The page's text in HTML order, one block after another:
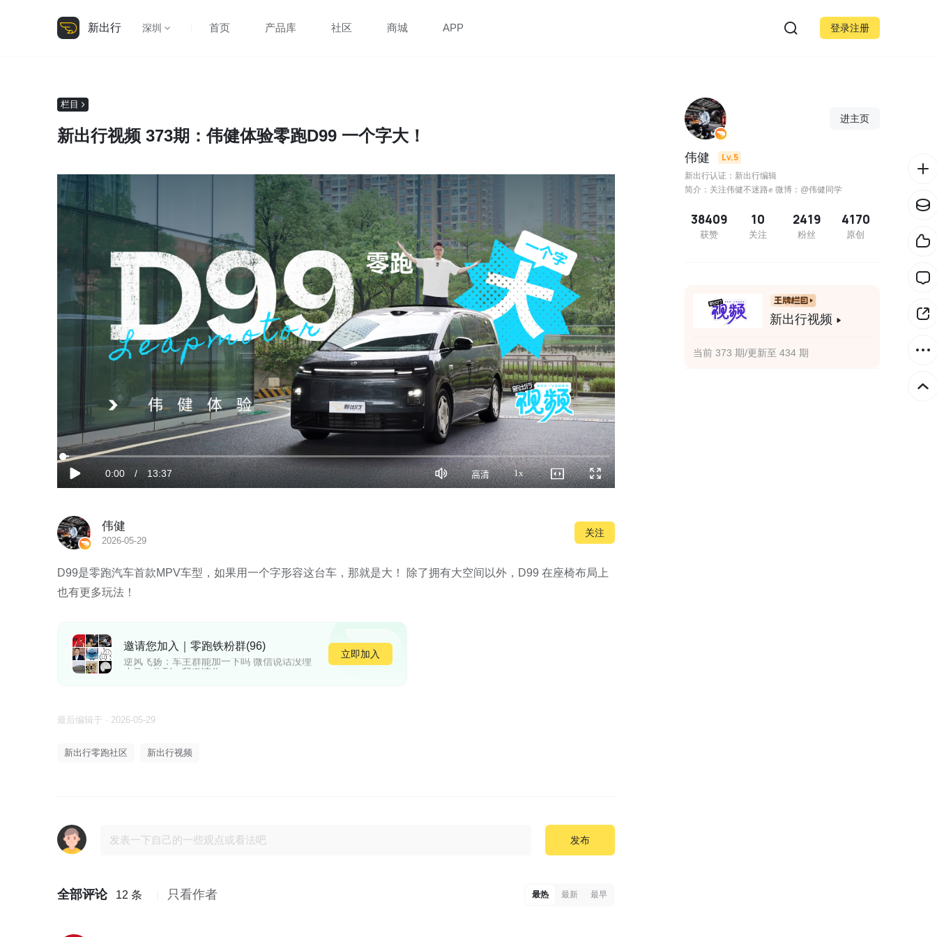
新出行 深圳 首页 产品库 社区 商城 APP 登录注册
栏目
新出行视频 373期：伟健体验零跑D99 一个字大！
放
当
时
0:00 / 时
13:37
加
载
完
成:
静
音
画
质
高清 1x播
放
全
屏
伟健
2026-05-29
关注
D99是零跑汽车首款MPV车型，如果用一个字形容这台车，那就是大！ 除了拥有大空间以外，D99 在座椅布局上
也有更多玩法！
邀请您加入｜零跑铁粉群(96)
逆风飞扬：@小马
逆风飞扬：车主群能加一下吗 微信说话没理
小马：收到。我邀请你
立即加入
最后编辑于 · 2026-05-29
新出行零跑社区 新出行视频
发布
全部评论 12 条 只看作者 最热 最新 最早
进主页
伟健 Lv.5
新出行认证：新出行编辑
简介：关注伟健不迷路✊ 微博：@伟健同学
38409
获赞
10
关注
2419
粉丝
4170
原创
新出行视频
当前 373 期/更新至 434 期